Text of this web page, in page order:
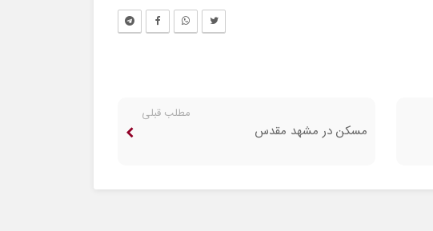
مطلب قبلی
مسکن در مشهد مقدس